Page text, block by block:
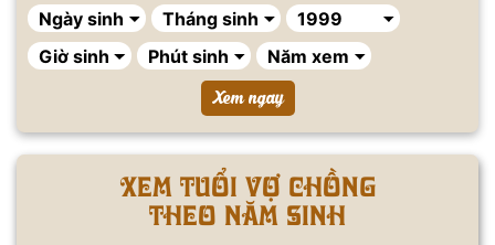
Xem tuổi vợ chồng
theo năm sinh